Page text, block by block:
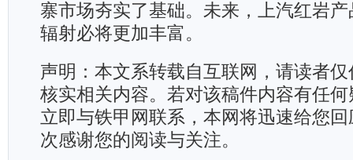
寨市场夯实了基础。未来，上汽红岩
辐射必将更加丰富。
声明：本文系转载自互联网，请读者
核实相关内容。若对该稿件内容有任
立即与铁甲网联系，本网将迅速给您
次感谢您的阅读与关注。